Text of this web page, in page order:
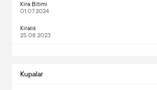
Kira Bitimi
01.07.2024
Kiralık
25.08.2023
Kupalar